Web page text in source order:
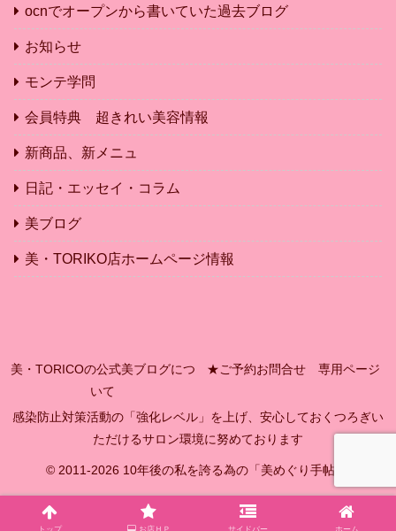
ocnでオープンから書いていた過去ブログ
お知らせ
モンテ学問
会員特典 超きれい美容情報
新商品、新メニュ
日記・エッセイ・コラム
美ブログ
美・TORIKO店ホームページ情報
美・TORICOの公式美ブログにつ
いて
★ご予約お問合せ 専用ページ
感染防止対策活動の「強化レベル」を上げ、安心しておくつろぎい
ただけるサロン環境に努めております
© 2011-2026 10年後の私を誇る為の「美めぐり手帖」.
トップ お店ＨＰ サイドバー ホーム